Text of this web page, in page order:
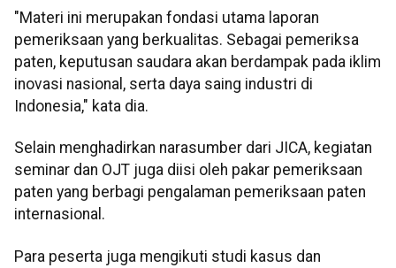
"Materi ini merupakan fondasi utama laporan
pemeriksaan yang berkualitas. Sebagai pemeriksa
paten, keputusan saudara akan berdampak pada iklim
inovasi nasional, serta daya saing industri di
Indonesia," kata dia.
Selain menghadirkan narasumber dari JICA, kegiatan
seminar dan OJT juga diisi oleh pakar pemeriksaan
paten yang berbagi pengalaman pemeriksaan paten
internasional.
Para peserta juga mengikuti studi kasus dan